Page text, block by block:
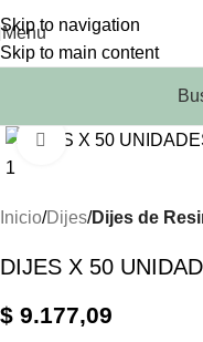
Skip to navigation
Skip to main content
Menu
Click to enlarge
Inicio Dijes Dijes de
DIJES X 50
$ 9.177,09